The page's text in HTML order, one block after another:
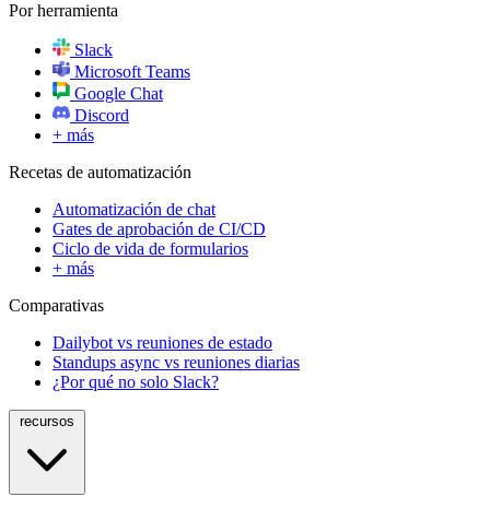
Por herramienta
Slack
Microsoft Teams
Google Chat
Discord
+ más
Recetas de automatización
Automatización de chat
Gates de aprobación de CI/CD
Ciclo de vida de formularios
+ más
Comparativas
Dailybot vs reuniones de estado
Standups async vs reuniones diarias
¿Por qué no solo Slack?